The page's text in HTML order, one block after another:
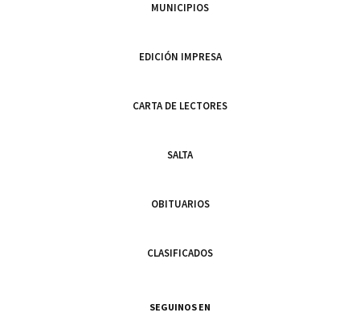
MUNICIPIOS
EDICIÓN IMPRESA
CARTA DE LECTORES
SALTA
OBITUARIOS
CLASIFICADOS
SEGUINOS EN